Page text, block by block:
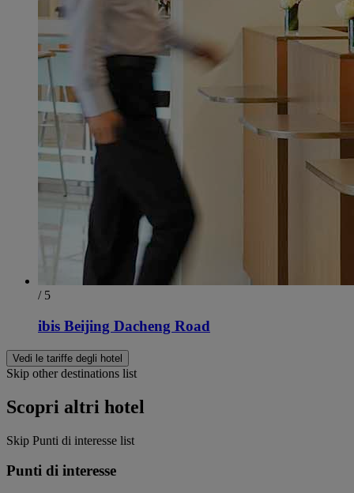
/ 5
ibis Beijing Dacheng Road
Vedi le tariffe degli hotel
Skip other destinations list
Scopri altri hotel
Skip Punti di interesse list
Punti di interesse